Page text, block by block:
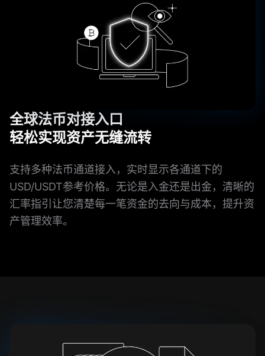
全球法币对接入口
轻松实现资产无缝流转
支持多种法币通道接入，实时显示各通道下的
USD/USDT参考价格。无论是入金还是出金，清晰的
汇率指引让您清楚每一笔资金的去向与成本，提升资
产管理效率。